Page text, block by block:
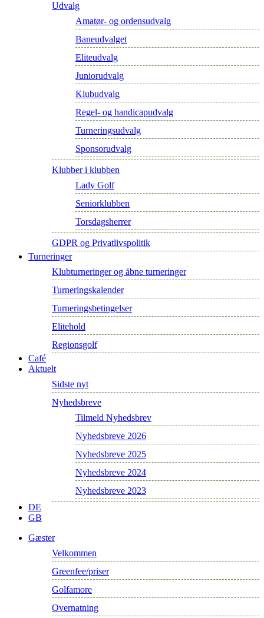
Udvalg
Amatør- og ordensudvalg
Baneudvalget
Eliteudvalg
Juniorudvalg
Klubudvalg
Regel- og handicapudvalg
Turneringsudvalg
Sponsorudvalg
Klubber i klubben
Lady Golf
Seniorklubben
Torsdagsherrer
GDPR og Privatlivspolitik
Turneringer
Klubturneringer og åbne turneringer
Turneringskalender
Turneringsbetingelser
Elitehold
Regionsgolf
Café
Aktuelt
Sidste nyt
Nyhedsbreve
Tilmeld Nyhedsbrev
Nyhedsbreve 2026
Nyhedsbreve 2025
Nyhedsbreve 2024
Nyhedsbreve 2023
DE
GB
Gæster
Velkommen
Greenfee/priser
Golfamore
Overnatning